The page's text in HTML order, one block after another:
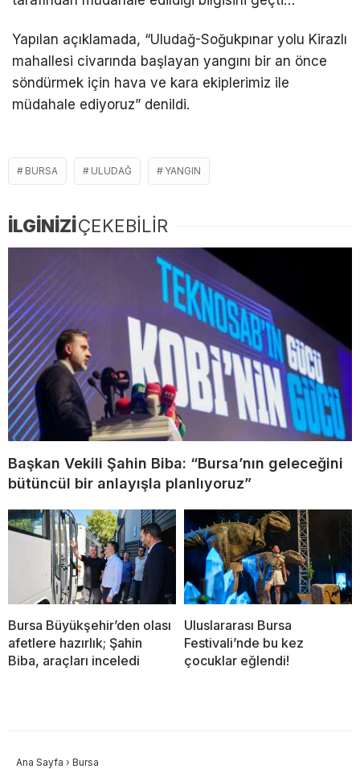
Yapılan açıklamada, “Uludağ-Soğukpınar yolu Kirazlı
mahallesi civarında başlayan yangını bir an önce
söndürmek için hava ve kara ekiplerimiz ile
müdahale ediyoruz” denildi.
BURSA ULUDAĞ YANGIN
İLGİNİZİÇEKEBİLİR
Başkan Vekili Şahin Biba: “Bursa’nın geleceğini
bütüncül bir anlayışla planlıyoruz”
Bursa Büyükşehir’den olası
afetlere hazırlık; Şahin
Biba, araçları inceledi
Uluslararası Bursa
Festivali’nde bu kez
çocuklar eğlendi!
Ana Sayfa › Bursa